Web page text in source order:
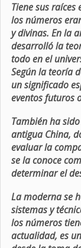
Tiene sus
los números
y divinas. En la
desarrolló la
todo en el
Según la teoría
un significado
eventos futuros
También ha
antigua China,
evaluar la
se la conoce
determinar el
La moderna se
sistemas y
los números
actualidad, es